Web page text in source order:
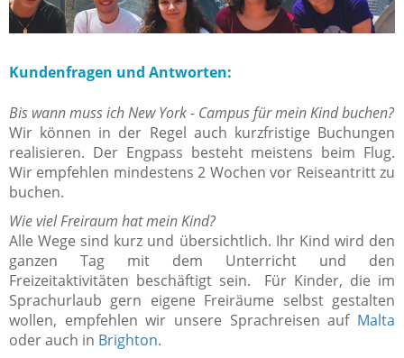
Kundenfragen und Antworten:
Bis wann muss ich New York - Campus für mein Kind buchen?
Wir können in der Regel auch kurzfristige Buchungen
realisieren. Der Engpass besteht meistens beim Flug.
Wir empfehlen mindestens 2 Wochen vor Reiseantritt zu
buchen.
Wie viel Freiraum hat mein Kind?
Alle Wege sind kurz und übersichtlich. Ihr Kind wird den
ganzen Tag mit dem Unterricht und den
Freizeitaktivitäten beschäftigt sein. Für Kinder, die im
Sprachurlaub gern eigene Freiräume selbst gestalten
wollen, empfehlen wir unsere Sprachreisen auf Malta
oder auch in Brighton.